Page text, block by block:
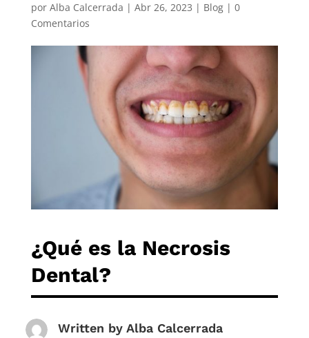
por Alba Calcerrada | Abr 26, 2023 | Blog| 0
Comentarios
¿Qué es la Necrosis
Dental?
Written by Alba Calcerrada